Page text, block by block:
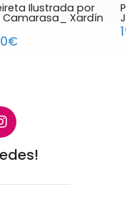
Pandeireta Ilustrada
Juanlu Nacha_